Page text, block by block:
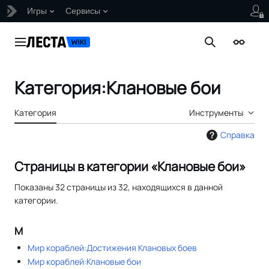
Игры Сервисы
Главное меню Поиск
Категория:Клановые бои
Категория
Инструменты
Справка
Страницы в категории «Клановые бои»
Показаны 32 страницы из 32, находящихся в данной
категории.
М
Мир кораблей:Достижения Клановых боев
Мир кораблей:Клановые бои